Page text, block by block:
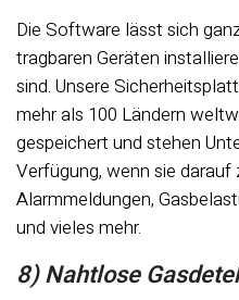
Die Software lässt sich
tragbaren Geräten
sind. Unsere
mehr als 100 Ländern
gespeichert und stehen
Verfügung, wenn sie
Alarmmeldungen,
und vieles mehr.
8) Nahtlose